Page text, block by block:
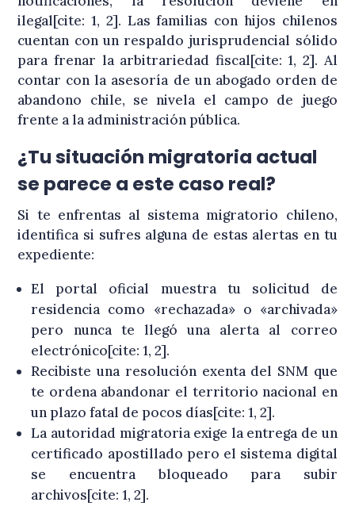
ilegal[cite: 1, 2]. Las familias con hijos chilenos
cuentan con un respaldo jurisprudencial sólido
para frenar la arbitrariedad fiscal[cite: 1, 2]. Al
contar con la asesoría de un abogado orden de
abandono chile, se nivela el campo de juego
frente a la administración pública.
¿Tu situación migratoria actual
se parece a este caso real?
Si te enfrentas al sistema migratorio chileno,
identifica si sufres alguna de estas alertas en tu
expediente:
El portal oficial muestra tu solicitud de
residencia como «rechazada» o «archivada»
pero nunca te llegó una alerta al correo
electrónico[cite: 1, 2].
Recibiste una resolución exenta del SNM que
te ordena abandonar el territorio nacional en
un plazo fatal de pocos días[cite: 1, 2].
La autoridad migratoria exige la entrega de un
certificado apostillado pero el sistema digital
se encuentra bloqueado para subir
archivos[cite: 1, 2].